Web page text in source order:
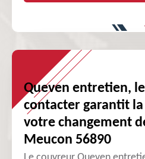
Queven entretien,
contacter garantit
votre changement
Meucon 56890